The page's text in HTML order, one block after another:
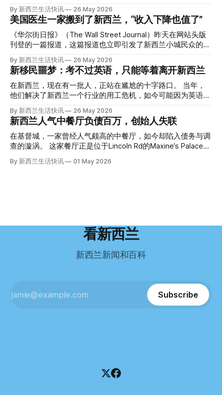
告，站在了法庭，被控与一位70岁中国女人的死有关。 事情
的复杂程度，远超人们的想象。 神秘的黑色塑料袋 先让我们
回到2024年3月12日。 新西兰一个名叫Paul Middleton的老
人，在奥克兰Gulf Harbour钓鱼时，发现了一个黑色塑料袋，
里面是一堆衣服。 再扒开衣服，他看到了一只手，一只人
腰部对折，黑色胶带缠着头、手腕和身体，整个人被绑成胎儿
状。 两个10公斤的米袋装满了石头，用胶带死死缠在尸体
上。 死者是亚洲面孔的老年女性，头部、脸、胳膊都有钝器
伤，当时身穿一件“娟燕牌”内衣和黑色长裤。 她是谁？没有人
Operation Parade的案子，开始调查。 米袋泄露秘密 破案的
关键，是两个米袋。这两个塑料米袋里装着用来压住尸体的花
园石头。 每个米袋上都有序列号。 警察一家家查，发现这批
米是在奥克兰北岸一家超市卖的。
By 新西兰生活快讯 26 May 2026
美国医生一家搬到了新西兰，“收入下降也值了”
《华尔街日报》（The Wall Street Journal）昨天在网站头版
刊登的一篇报道，这篇报道也立即引发了新西兰小城民众的兴
趣： “精疲力尽的美国医生，正在离开美国，前往新西兰一座
偏远小镇。” “精疲力尽的美国医生”搬家新西兰 四年前，在加
州拉霍亚（La Jolla）一家医院担任内科医生的Brandon
Williams医生达到了崩溃的边缘。 患者人数激增、医疗人员短
缺、医疗事故诉讼的威胁，以及对患者无力支付医疗费用的忧
（PTSD）。他的其中一位同事甚至因自杀身亡。 他并不想放
弃从医，但他不想再在美国行医了。 于是，他与38岁的妻子
Ellen Williams开始在欧洲寻找更好的选择。 就在那时，他收
到了一封来自新西兰医疗招聘人员的信。 “虽然跑到那个‘与世
义。”现年39岁的加州人Brandon说道。 2024年11月，这家人
By 新西兰生活快讯 26 May 2026
新移民噩梦：考不过英语，只能等着离开新西兰
在新西兰，现在有一批人，正站在尴尬的十字路口。 当年，
他们解决了新西兰一个行业的用工危机，如今可能因为英语考
试，不得不在几年内离开这个国家。 一位移民的无奈感叹：
“如果我们真能考到那个分数，就不会来开公交车了。” 因为英
语，他们一直无法上岸 来自菲律宾的Ryan De Guzman，就是
这批人中的一员。 2023年，当他看到新西兰招聘海外公交司
机的信息时，几乎没有犹豫就提交了申请。 “我听说这里气候
年3月抵达奥克兰。 当时心里盘算着：努力工作两年，申请居
所需的英语门槛。 De Guzman选择了另一项考试——
Pearson Test of English，最终成绩是45分，而申请要求是58
By 新西兰生活快讯 26 May 2026
新西兰人气中餐厅负债百万，创始人失联
在基督城，一家曾经人气颇高的中餐厅，如今却陷入债务与调
查的漩涡。 这家餐厅正是位于Lincoln Rd的Maxine’s Palace。
其背后的公司已进入清算程序，债务总额接近100万纽币，而
引人关注的是——清算人目前无法联系到创始人本人。 今年3
纽币，员工索赔金额仍在核算中。 整体债务规模，已经逼近
这导致公司财务记录尚未完全掌握，资产处置是否合理仍待核
在核查资产出售是否符合市
By 新西兰生活快讯 01 May 2026
看新西兰
新西兰新闻和百科
Subscribe